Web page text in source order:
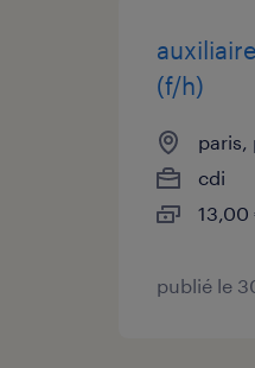
(f/h)
paris,
cdi
13,00
publié le